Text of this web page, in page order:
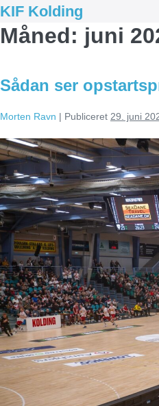
Spring
til
indhold
KIF Kolding
Måned: juni
Sådan ser
Morten Ravn | Publiceret 29. juni
Sådan
ser
opstartsprogrammet
ud!